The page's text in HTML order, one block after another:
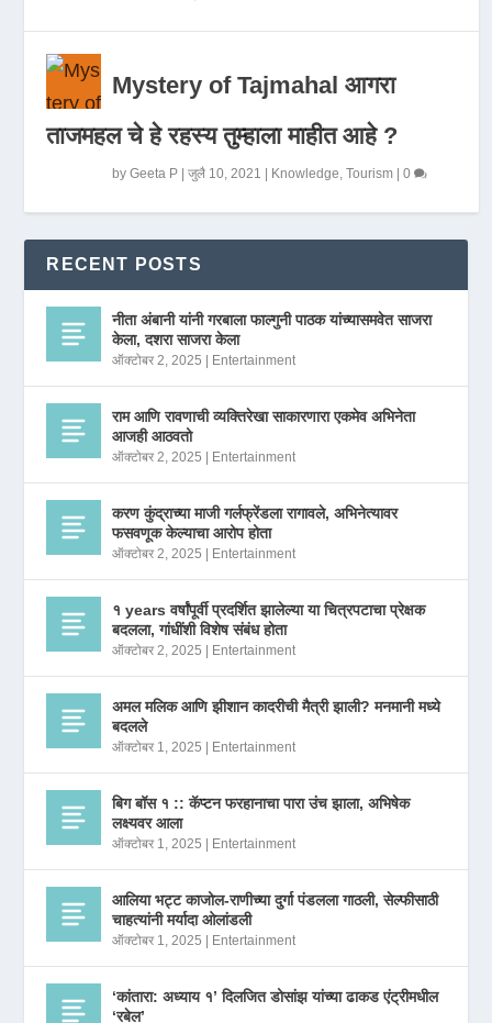
Mystery of Tajmahal आगरा
ताजमहल चे हे रहस्य तुम्हाला माहीत आहे ?
byGeeta P |जुलै 10, 2021 Knowledge,Tourism |0
RECENT POSTS
नीता अंबानी यांनी गरबाला फाल्गुनी पाठक यांच्यासमवेत साजरा
केला, दशरा साजरा केला
ऑक्टोबर 2, 2025 Entertainment
राम आणि रावणाची व्यक्तिरेखा साकारणारा एकमेव अभिनेता
आजही आठवतो
ऑक्टोबर 2, 2025 Entertainment
करण कुंद्राच्या माजी गर्लफ्रेंडला रागावले, अभिनेत्यावर
फसवणूक केल्याचा आरोप होता
ऑक्टोबर 2, 2025 Entertainment
१ years वर्षांपूर्वी प्रदर्शित झालेल्या या चित्रपटाचा प्रेक्षक
बदलला, गांधींशी विशेष संबंध होता
ऑक्टोबर 2, 2025 Entertainment
अमल मलिक आणि झीशान कादरीची मैत्री झाली? मनमानी मध्ये
बदलले
ऑक्टोबर 1, 2025 Entertainment
बिग बॉस १ :: कॅप्टन फरहानाचा पारा उंच झाला, अभिषेक
लक्ष्यवर आला
ऑक्टोबर 1, 2025 Entertainment
आलिया भट्ट काजोल-राणीच्या दुर्गा पंडलला गाठली, सेल्फीसाठी
चाहत्यांनी मर्यादा ओलांडली
ऑक्टोबर 1, 2025 Entertainment
‘कांतारा: अध्याय १’ दिलजित डोसांझ यांच्या ढाकड एंट्रीमधील
‘रबेल’